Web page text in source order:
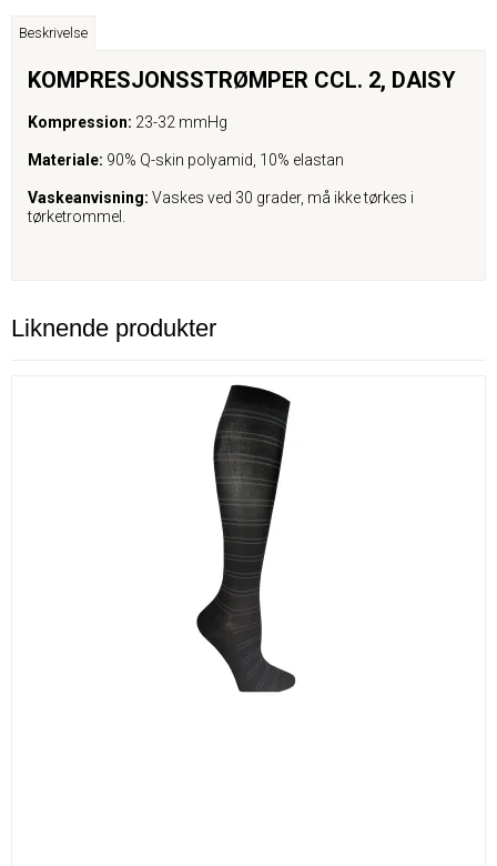
Beskrivelse
KOMPRESJONSSTRØMPER CCL. 2, DAISY
Kompression: 23-32 mmHg
Materiale: 90% Q-skin polyamid, 10% elastan
Vaskeanvisning: Vaskes ved 30 grader, må ikke tørkes i
tørketrommel.
Liknende produkter